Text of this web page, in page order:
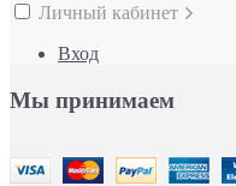
Личный кабинет
Вход
Мы принимаем